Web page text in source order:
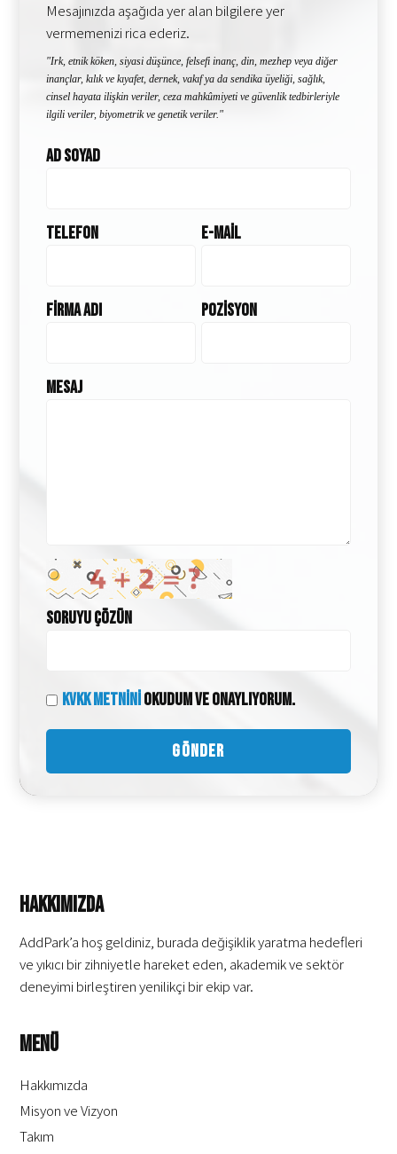
Mesajınızda aşağıda yer alan bilgilere yer
vermemenizi rica ederiz.
"Irk, etnik köken, siyasi düşünce, felsefi inanç, din, mezhep veya diğer
inançlar, kılık ve kıyafet, dernek, vakıf ya da sendika üyeliği, sağlık,
cinsel hayata ilişkin veriler, ceza mahkûmiyeti ve güvenlik tedbirleriyle
ilgili veriler, biyometrik ve genetik veriler."
Ad Soyad
Telefon E-Mail
Firma Adı Pozisyon
Mesaj
Soruyu Çözün
KVKK MetniniOkudum ve onaylıyorum.
Hakkımızda
AddPark’a hoş geldiniz, burada değişiklik yaratma hedefleri
ve yıkıcı bir zihniyetle hareket eden, akademik ve sektör
deneyimi birleştiren yenilikçi bir ekip var.
Menü
Hakkımızda
Misyon ve Vizyon
Takım